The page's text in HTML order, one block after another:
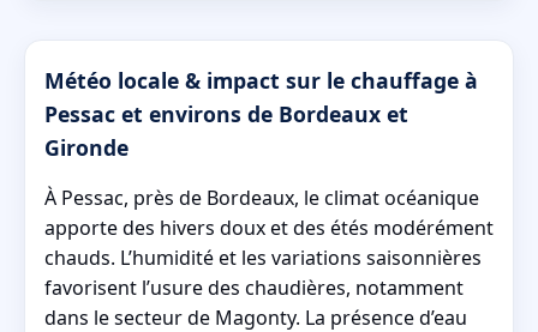
Météo locale & impact sur le chauffage à
Pessac et environs de Bordeaux et
Gironde
À Pessac, près de Bordeaux, le climat océanique
apporte des hivers doux et des étés modérément
chauds. L’humidité et les variations saisonnières
favorisent l’usure des chaudières, notamment
dans le secteur de Magonty. La présence d’eau